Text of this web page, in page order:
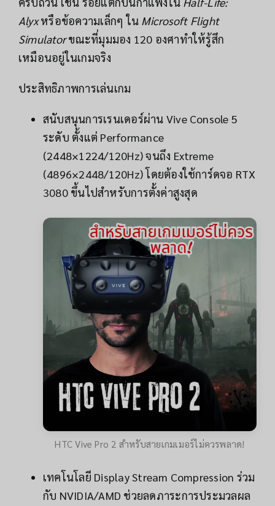
Alyxหรือข้อความเล็กๆ ใน Microsoft Flight
Simulatorขณะที่มุมมอง 120 องศาทำให้รู้สึก
เหมือนอยู่ในเกมจริง
ประสิทธิภาพการเล่นเกม
สนับสนุนการเรนเดอร์ผ่าน Vive Console 5
ระดับ ตั้งแต่ Performance
(2448×1224/120Hz) จนถึง Extreme
(4896×2448/120Hz) โดยต้องใช้การ์ดจอ RTX
3080 ขึ้นไปสำหรับการตั้งค่าสูงสุด
HTC Vive Pro 2 สำหรับสายเกมเมอร์ไม่ควรพลาด!
เทคโนโลยี Display Stream Compression ร่วม
กับ NVIDIA/AMD ช่วยลดภาระการประมวลผล